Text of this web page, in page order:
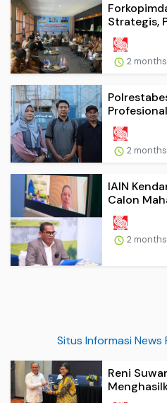
Strategis,
2
2
IAIN
Calon
2
Situs Informasi
Reni